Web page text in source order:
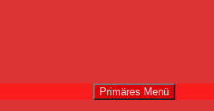
Primäres Menü